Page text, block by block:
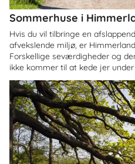
Sommerhuse i
Hvis du vil tilbringe en
afvekslende miljø, er
Forskellige seværdigheder og
ikke kommer til at kede jer
OmGræsted